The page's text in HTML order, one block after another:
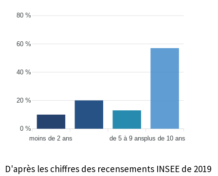
80 %
60 %
40 %
20 %
0 %
moins de 2 ans
de 5 à 9 ansplus de 10 ans
D'après les chiffres des recensements INSEE de 2019